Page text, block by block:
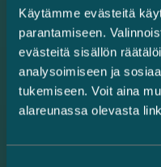
Käytämme evästeitä
parantamiseen.
evästeitä sisällön
analysoimiseen ja
tukemiseen. Voit aina
alareunassa olevasta
Rahoittajat ja